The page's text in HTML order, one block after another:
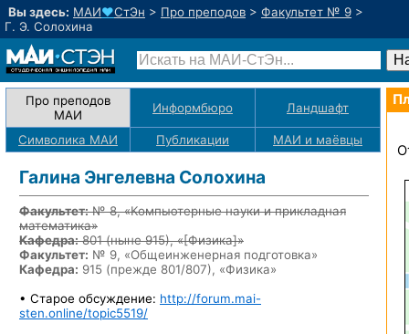
Вы здесь: МАИ♥СтЭн > Про преподов > Факультет № 9 >
Г. Э. Солохина
Про преподов
МАИ
Информбюро Ландшафт
Символика МАИ Публикации МАИ и маёвцы
Галина Энгелевна Солохина
Факультет:№ 8, «Компьютерные науки и прикладная
математика»
Кафедра:801(ныне 915), «[Физика]»
Факультет: № 9, «Общеинженерная подготовка»
Кафедра: 915 (прежде 801/807), «Физика»
• Старое обсуждение: http://forum.mai-
sten.online/topic5519/